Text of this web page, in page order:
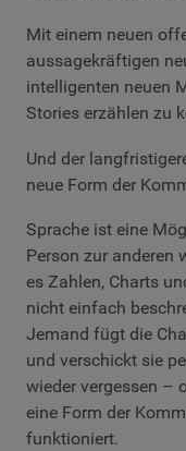
Mit einem neuen
aussagekräftigen
intelligenten neuen
Stories erzählen zu
Und der
neue Form der
Sprache ist eine
Person zur anderen
es Zahlen, Charts
nicht einfach
Jemand fügt die
und verschickt sie
wieder vergessen –
eine Form der
funktioniert.